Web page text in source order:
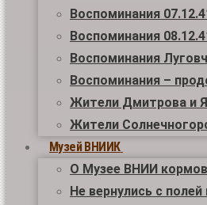
Воспоминания
Воспоминания
Воспоминания
Воспоминания –
Жители Дмитрова и
Жители
Музей ВНИИК
О Музее ВНИИ кормов
Не вернулись с